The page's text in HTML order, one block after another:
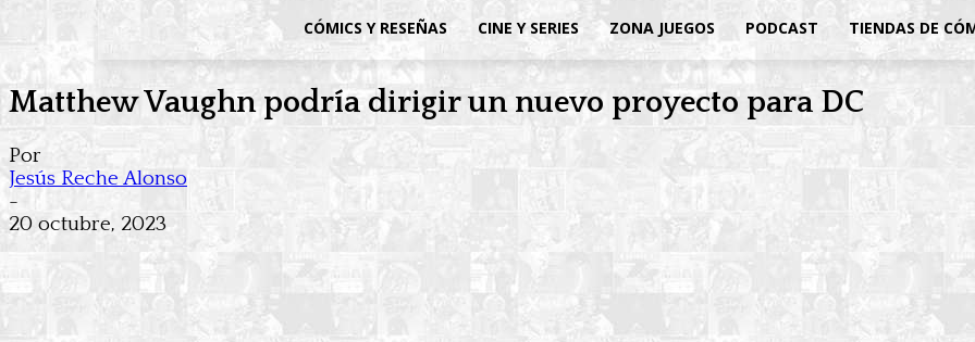
CÓMICS Y RESEÑAS CINE Y SERIES ZONA JUEGOS PODCAST TIENDAS DE
Matthew Vaughn podría dirigir un nuevo proyecto para DC
Por
Jesús Reche Alonso
-
20 octubre, 2023